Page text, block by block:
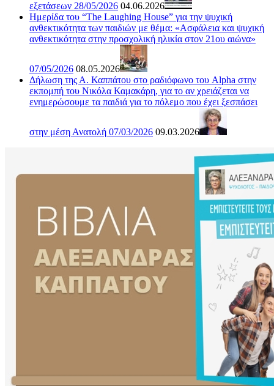
εξετάσεων 28/05/2026 04.06.2026
Ημερίδα του “The Laughing House” για την ψυχική
ανθεκτικότητα των παιδιών με θέμα: «Ασφάλεια και ψυχική
ανθεκτικότητα στην προσχολική ηλικία στον 21ου αιώνα»
07/05/2026 08.05.2026
Δήλωση της Α. Καππάτου στο ραδιόφωνο του Alpha στην
εκπομπή του Νικόλα Καμακάρη, για το αν χρειάζεται να
ενημερώσουμε τα παιδιά για το πόλεμο που έχει ξεσπάσει
στην μέση Ανατολή 07/03/2026 09.03.2026